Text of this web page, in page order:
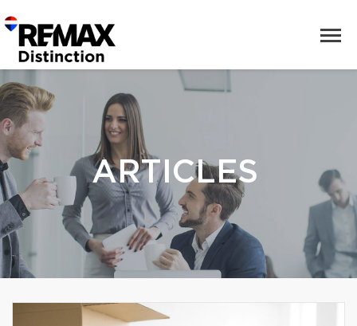
ARTICLES